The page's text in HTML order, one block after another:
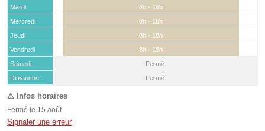
Mardi
8h - 18h
Mercredi
8h - 18h
Jeudi
8h - 18h
Vendredi
8h - 18h
Samedi
(15 août)
Fermé
Dimanche
Fermé
Fermé le 15 août
Signaler une erreur